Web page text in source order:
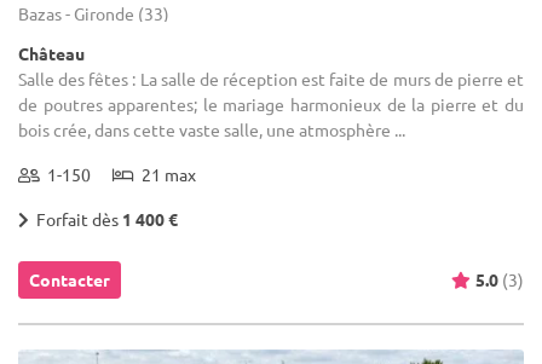
Bazas - Gironde (33)
Château
Salle des fêtes : La salle de réception est faite de murs de pierre et
de poutres apparentes; le mariage harmonieux de la pierre et du
bois crée, dans cette vaste salle, une atmosphère ...
1-150 21 max
Forfait dès 1 400 €
Contacter 5.0 (3)